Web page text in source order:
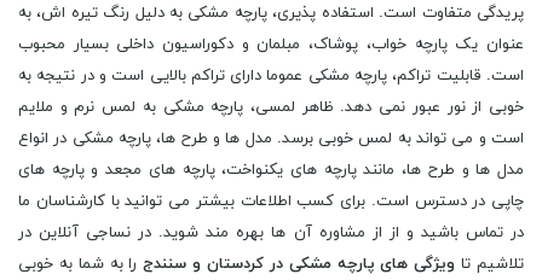
پریدگی متفاوت است. استفاده پذیری، پارچه مشکی به دلیل رنگ تیره اش، به
عنوان یک پارچه خواب، پوشاک، مبلمان و دکوراسیون داخلی بسیار محبوب
است. قابلیت تراکم، پارچه مشکی عموما دارای تراکم بالایی است و در نتیجه به
خوبی از نور عبور نمی دهد. ظاهر لمسی، پارچه مشکی به لمس نرم و ملایم
است و می تواند به لمس خوبی برسد. مدل ها و طرح ها، پارچه مشکی در انواع
مدل ها و طرح ها، مانند پارچه های یکنواخت، پارچه های مجعد و پارچه های
چاپی در دسترس است. برای کسب اطلاعات بیشتر می توانید با کارشناسان ما
در تماس باشید و از از مشاوره آن ها بهره مند شوید. در نساجی آنلاین در
تلاشیم تا ویژگی های پارچه مشکی در کردستان و سنندجرا به شما به خوبی